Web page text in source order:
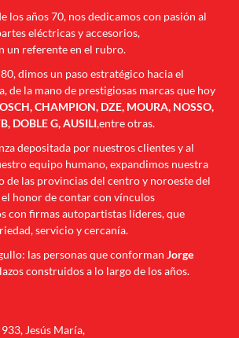
los años 70, nos dedicamos con pasión al
eléctricas y accesorios,
un referente en el rubro.
dimos un paso estratégico hacia el
de la mano de prestigiosas marcas que hoy
CHAMPION, DZE, MOURA, NOSSO,
DOBLE G, AUSILI,entre otras.
depositada por nuestros clientes y al
equipo humano, expandimos nuestra
de las provincias del centro y noroeste del
el honor de contar con vínculos
con firmas autopartistas líderes, que
servicio y cercanía.
las personas que conforman Jorge
construidos a lo largo de los años.
Jesús María,